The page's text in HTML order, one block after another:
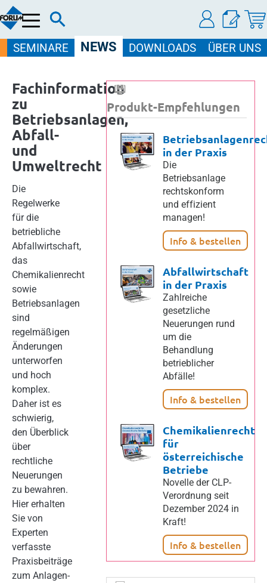
Menü
SEMINARE NEWS DOWNLOADS ÜBER UNS
Fachinformation
zu
Betriebsanlagen,
Abfall-
und
Umweltrecht
Die
Regelwerke
für die
betriebliche
Abfallwirtschaft,
das
Chemikalienrecht
sowie
Betriebsanlagen
sind
regelmäßigen
Änderungen
unterworfen
und hoch
komplex.
Daher ist es
schwierig,
den Überblick
über
rechtliche
Neuerungen
zu bewahren.
Hier erhalten
Sie von
Experten
verfasste
Praxisbeiträge
zum Anlagen-
Produkt-Empfehlungen
in der Praxis
Die
Betriebsanlage
rechtskonform
und effizient
managen!
Info & bestellen
Abfallwirtschaft
in der Praxis
Zahlreiche
gesetzliche
Neuerungen rund
um die
Behandlung
betrieblicher
Abfälle!
Info & bestellen
Chemikalienrecht
für
österreichische
Betriebe
Novelle der CLP-
Verordnung seit
Dezember 2024 in
Kraft!
Info & bestellen